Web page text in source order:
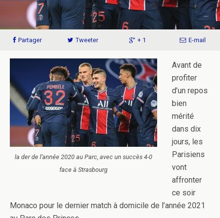
Partager Tweeter + 1 E-mail
la der de l’année 2020 au Parc, avec un succès 4-0
face à Strasbourg
Avant de
profiter
d’un repos
bien
mérité
dans dix
jours, les
Parisiens
vont
affronter
ce soir
Monaco pour le dernier match à domicile de l’année 2021